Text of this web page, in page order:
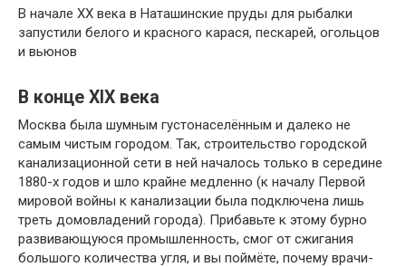
В начале XX века в Наташинские пруды для рыбалки
запустили белого и красного карася, пескарей, огольцов
и вьюнов
В конце XIX века
Москва была шумным густонаселённым и далеко не
самым чистым городом. Так, строительство городской
канализационной сети в ней началось только в середине
1880-х годов и шло крайне медленно (к началу Первой
мировой войны к канализации была подключена лишь
треть домовладений города). Прибавьте к этому бурно
развивающуюся промышленность, смог от сжигания
большого количества угля, и вы поймёте, почему врачи-